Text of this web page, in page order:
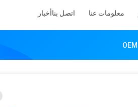
معلومات عنا اتصل بناأخبار